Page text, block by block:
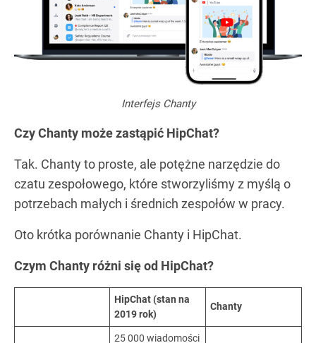
Interfejs Chanty
Czy Chanty może zastąpić HipChat?
Tak. Chanty to proste, ale potężne narzędzie do
czatu zespołowego, które stworzyliśmy z myślą o
potrzebach małych i średnich zespołów w pracy.
Oto krótka porównanie Chanty i HipChat.
Czym Chanty różni się od HipChat?
HipChat (stan na
2019 rok)
Chanty
25 000 wiadomości